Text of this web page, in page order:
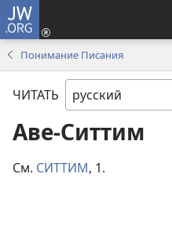
JW.ORG
Понимание Писания
ЧИТАТЬ
Аве-Ситтим
См. СИТТИМ, 1.